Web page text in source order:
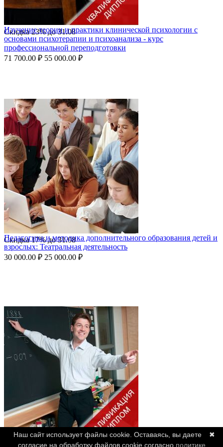
Скидка23%до31.08
Изучение теории и практики клинической психологии с
основами психотерапии и психоанализа - курс
профессиональной переподготовки
71 700.00 ₽ 55 000.00 ₽
Скидка17%до31.08
Педагогика и методика дополнительного образования детей и
взрослых: Театральная деятельность
30 000.00 ₽ 25 000.00 ₽
✖
Наш сайт использует файлы cookie. Оставаясь, вы даете
согласие на обработку файлов cookie согласно политике